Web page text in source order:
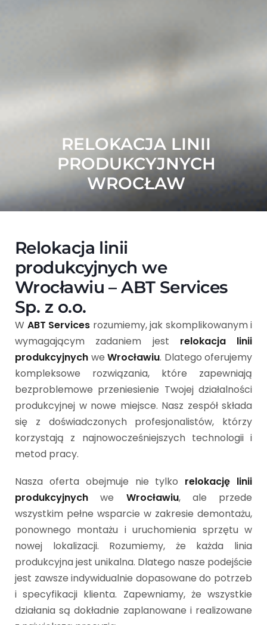
RELOKACJA LINII
PRODUKCYJNYCH
WROCŁAW
Relokacja linii
produkcyjnych we
Wrocławiu – ABT Services
Sp. z o.o.
W ABT Services rozumiemy, jak skomplikowanym i
wymagającym zadaniem jest relokacja linii
produkcyjnych we Wrocławiu. Dlatego oferujemy
kompleksowe rozwiązania, które zapewniają
bezproblemowe przeniesienie Twojej działalności
produkcyjnej w nowe miejsce. Nasz zespół składa
się z doświadczonych profesjonalistów, którzy
korzystają z najnowocześniejszych technologii i
metod pracy.
Nasza oferta obejmuje nie tylko relokację linii
produkcyjnych we Wrocławiu, ale przede
wszystkim pełne wsparcie w zakresie demontażu,
ponownego montażu i uruchomienia sprzętu w
nowej lokalizacji. Rozumiemy, że każda linia
produkcyjna jest unikalna. Dlatego nasze podejście
jest zawsze indywidualnie dopasowane do potrzeb
i specyfikacji klienta. Zapewniamy, że wszystkie
działania są dokładnie zaplanowane i realizowane